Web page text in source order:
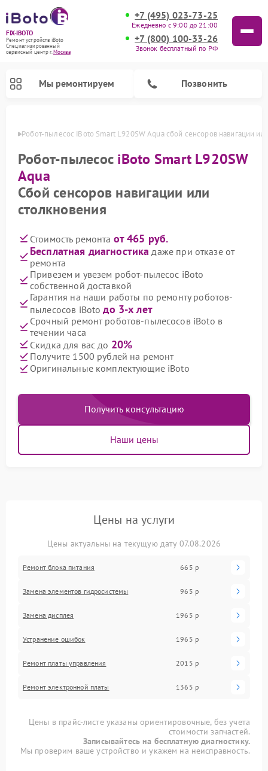
FIX-IBOTO
Ремонт устройств iBoto
Специализированный
cервисный центр г.Москва
+7 (495) 023-73-25
Ежедневно с 9:00 до 21:00
+7 (800) 100-33-26
Звонок бесплатный по РФ
Мы ремонтируем Позвонить
Робот-пылесос iBoto Smart L920SW Aqua сбой сенсоров навигации
Робот-пылесос iBoto Smart L920SW
Aqua
Сбой сенсоров навигации или
столкновения
Стоимость ремонта от 465 руб.
Бесплатная диагностика даже при отказе от
ремонта
Привезем и увезем робот-пылесос iBoto
собственной доставкой
Гарантия на наши работы по ремонту роботов-
пылесосов iBotoдо 3-х лет
Срочный ремонт роботов-пылесосов iBoto в
течении часа
Скидка для вас до 20%
Получите 1500 рублей на ремонт
Оригинальные комплектующие iBoto
Получить консультацию
Наши цены
Цены на услуги
Цены актуальны на текущую дату 07.08.2026
Ремонт блока питания 665 р
Замена элементов гидросистемы 965 р
Замена дисплея 1965 р
Устранение ошибок 1965 р
Ремонт платы управления 2015 р
Ремонт электронной платы 1365 р
Цены в прайс-листе указаны ориентировочные, без учета
стоимости запчастей.
Записывайтесь на бесплатную диагностику.
Мы проверим ваше устройство и укажем на неисправность.